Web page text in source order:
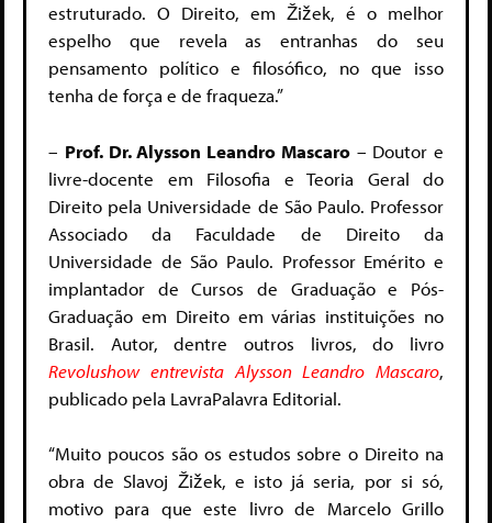
estruturado. O Direito, em Žižek, é o melhor
espelho que revela as entranhas do seu
pensamento político e filosófico, no que isso
tenha de força e de fraqueza.”
– Prof. Dr. Alysson Leandro Mascaro– Doutor e
livre-docente em Filosofia e Teoria Geral do
Direito pela Universidade de São Paulo. Professor
Associado da Faculdade de Direito da
Universidade de São Paulo. Professor Emérito e
implantador de Cursos de Graduação e Pós-
Graduação em Direito em várias instituições no
Brasil. Autor, dentre outros livros, do livro
Revolushow entrevista Alysson Leandro Mascaro,
publicado pela LavraPalavra Editorial.
“Muito poucos são os estudos sobre o Direito na
obra de Slavoj Žižek, e isto já seria, por si só,
motivo para que este livro de Marcelo Grillo